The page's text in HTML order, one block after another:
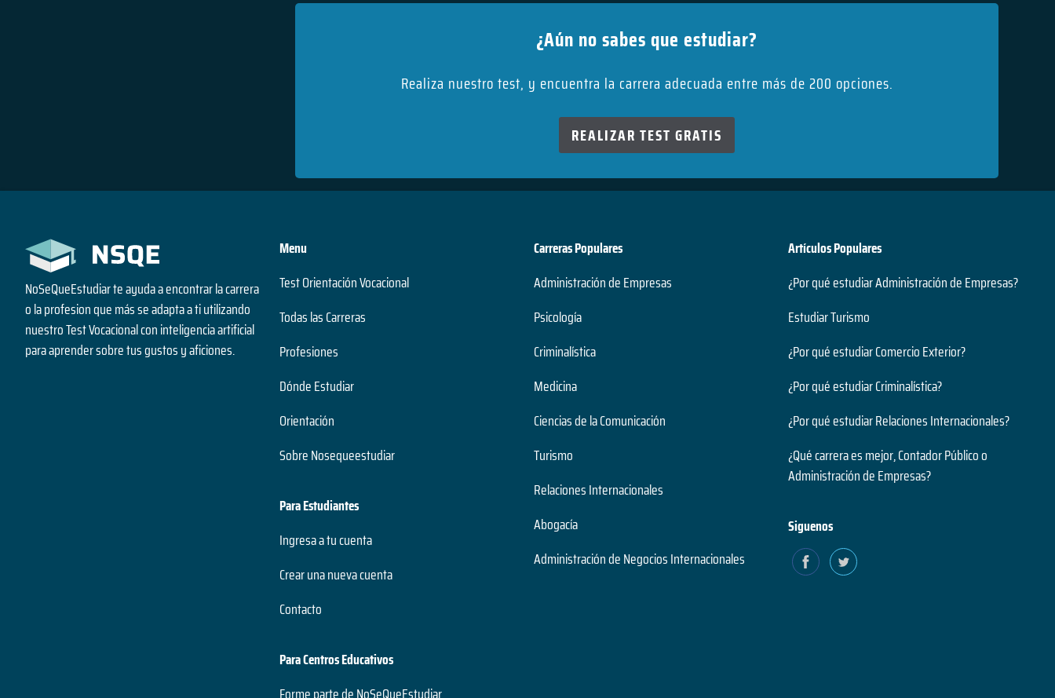
¿Aún no sabes que estudiar?
Realiza nuestro test, y encuentra la carrera adecuada entre más de 200 opciones.
REALIZAR TEST GRATIS
NoSeQueEstudiar te ayuda a encontrar la carrera
o la profesion que más se adapta a ti utilizando
nuestro Test Vocacional con inteligencia artificial
para aprender sobre tus gustos y aficiones.
Menu
Test Orientación Vocacional
Todas las Carreras
Profesiones
Dónde Estudiar
Orientación
Sobre Nosequeestudiar
Para Estudiantes
Ingresa a tu cuenta
Crear una nueva cuenta
Contacto
Para Centros Educativos
Carreras Populares
Administración de Empresas
Psicología
Criminalística
Medicina
Ciencias de la Comunicación
Turismo
Relaciones Internacionales
Abogacía
Administración de Negocios Internacionales
Artículos Populares
¿Por qué estudiar Administración de Empresas?
Estudiar Turismo
¿Por qué estudiar Comercio Exterior?
¿Por qué estudiar Criminalística?
¿Por qué estudiar Relaciones Internacionales?
¿Qué carrera es mejor, Contador Público o
Administración de Empresas?
Siguenos